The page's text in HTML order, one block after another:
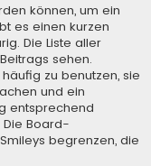
können, um ein
es einen kurzen
Die Liste aller
sehen.
zu benutzen, sie
und ein
entsprechend
Board-
begrenzen, die